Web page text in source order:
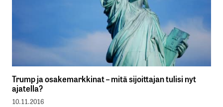
Trump ja osakemarkkinat – mitä sijoittajan tulisi nyt
ajatella?
10.11.2016